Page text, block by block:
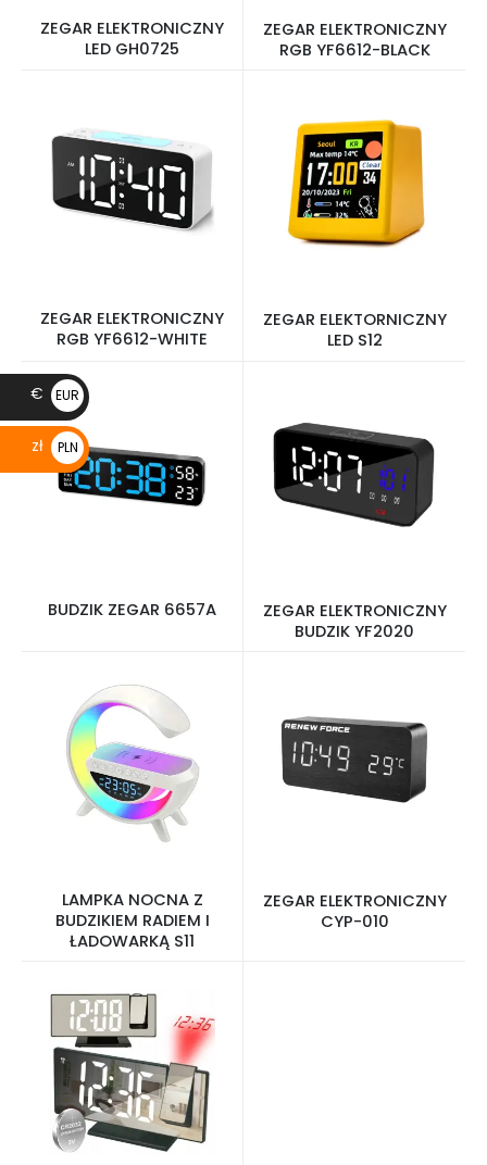
ZEGAR ELEKTRONICZNY
LED GH0725
ZEGAR ELEKTRONICZNY
RGB YF6612-BLACK
ZEGAR ELEKTRONICZNY
RGB YF6612-WHITE
ZEGAR ELEKTORNICZNY
LED S12
BUDZIK ZEGAR 6657A
ZEGAR ELEKTRONICZNY
BUDZIK YF2020
LAMPKA NOCNA Z
BUDZIKIEM RADIEM I
ŁADOWARKĄ S11
ZEGAR ELEKTRONICZNY
CYP-010
€
EUR
€
zł
PLN
zł